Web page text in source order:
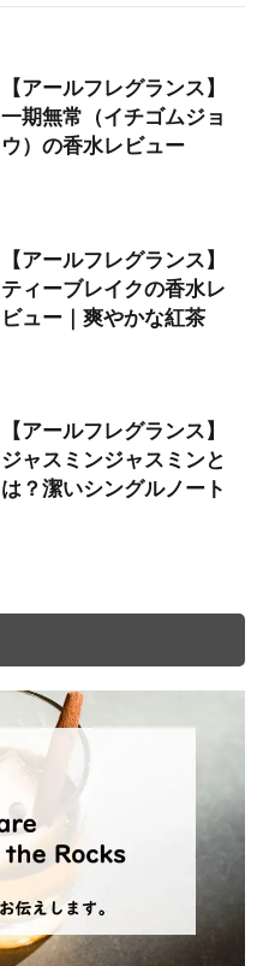
【アールフレグランス】
一期無常（イチゴムジョ
ウ）の香水レビュー
【アールフレグランス】
ティーブレイクの香水レ
ビュー｜爽やかな紅茶
【アールフレグランス】
ジャスミンジャスミンと
は？潔いシングルノート